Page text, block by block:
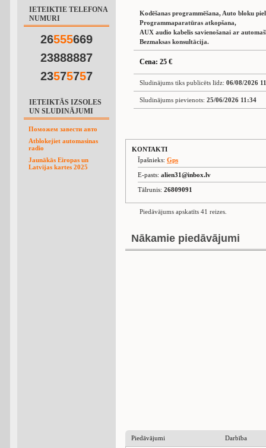
IETEIKTIE TELEFONA
NUMURI
26555669
23888887
23575757
IETEIKTĀS IZSOLES
UN SLUDINĀJUMI
Поможем завести авто
Atblokejiet automasinas
radio
Jaunākās Eiropas un
Latvijas kartes 2025
Kodēšanas programmēšana, Auto bloku
Programmaparatūras atkopšana,
AUX audio kabelis savienošanai ar
Bezmaksas konsultācija.
Cena: 25 €
Sludinājums tiks publicēts līdz: 06/08/2026
Sludinājums pievienots: 25/06/2026 11:34
KONTAKTI
Īpašnieks: Gps
E-pasts: alien31@inbox.lv
Tālrunis: 26809091
Piedāvājums apskatīts 41 reizes.
Nākamie piedāvājumi
Piedāvājumi Darbība